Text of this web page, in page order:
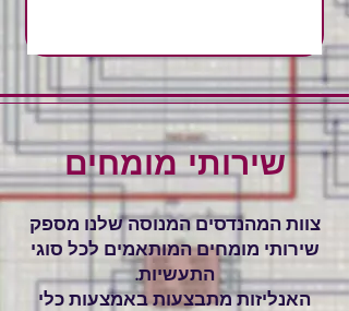
שירותי מומחים
צוות המהנדסים המנוסה שלנו מספק
שירותי מומחים המותאמים לכל סוגי
התעשיות.
האנליזות מתבצעות באמצעות כלי